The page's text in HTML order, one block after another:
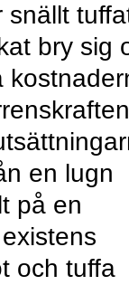
snällt
bry sig
en lugn
på en
och tuffa